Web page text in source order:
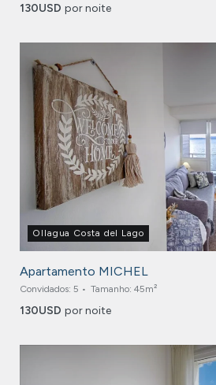
130USD por noite
Ollagua Costa del Lago
Apartamento MICHEL
Convidados: 5 Tamanho: 45m²
130USD por noite